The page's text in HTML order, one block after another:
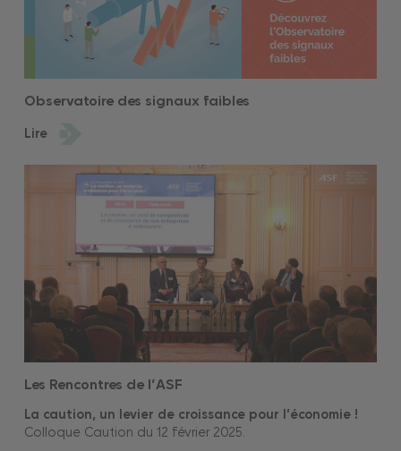
Observatoire des signaux faibles
Lire
Les Rencontres de l’ASF
La caution, un levier de croissance pour l’économie !
Colloque Caution du 12 février 2025.